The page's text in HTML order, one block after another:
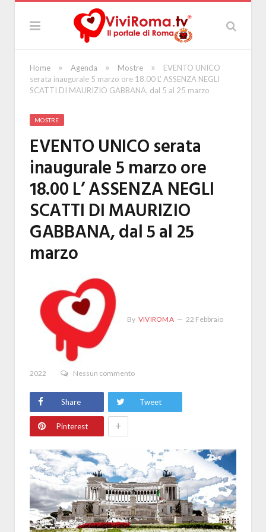
Home » Agenda » Mostre »
EVENTO UNICO
serata inaugurale 5 marzo ore 18.00 L’ ASSENZA NEGLI
SCATTI DI MAURIZIO GABBANA, dal 5 al 25 marzo
MOSTRE
EVENTO UNICO serata
inaugurale 5 marzo ore
18.00 L’ ASSENZA NEGLI
SCATTI DI MAURIZIO
GABBANA, dal 5 al 25
marzo
By VIVIROMA 22 Febbraio
2022 Nessun commento
Share Tweet
Pinterest +